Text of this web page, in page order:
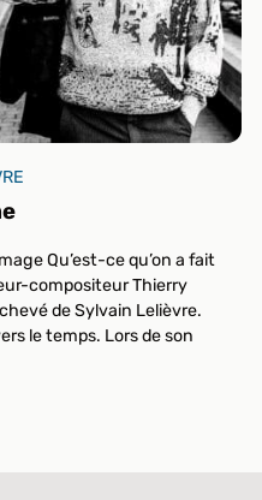
Qu’est-ce qu’on a fait
compositeur Thierry
de Sylvain Lelièvre.
le temps. Lors de son